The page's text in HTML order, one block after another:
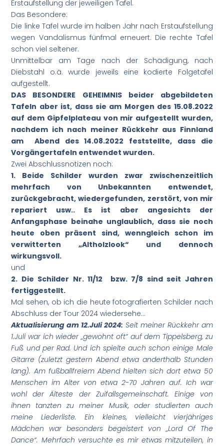
Erstaufstellung der jeweiligen Tafel.
Das Besondere:
Die linke Tafel wurde im halben Jahr nach Erstaufstellung
wegen Vandalismus fünfmal erneuert. Die rechte Tafel
schon viel seltener.
Unmittelbar am Tage nach der Schädigung, nach
Diebstahl o.ä. wurde jeweils eine kodierte Folgetafel
aufgestellt.
DAS BESONDERE GEHEIMNIS beider abgebildeten
Tafeln aber ist, dass sie am Morgen des 15.08.2022
auf dem Gipfelplateau von mir aufgestellt wurden,
nachdem ich nach meiner Rückkehr aus Finnland
am Abend des 14.08.2022 feststellte, dass die
Vorgängertafeln entwendet wurden.
Zwei Abschlussnotizen noch:
1. Beide Schilder wurden zwar zwischenzeitlich
mehrfach von Unbekannten entwendet,
zurückgebracht, wiedergefunden, zerstört, von mir
repariert usw.. Es ist aber angesichts der
Anfangsphase beinahe unglaublich, dass sie noch
heute oben präsent sind, wenngleich schon im
verwitterten „Altholzlook“ und dennoch
wirkungsvoll.
und
2. Die Schilder Nr. 11/12 bzw. 7/8 sind seit Jahren
fertiggestellt.
Mal sehen, ob ich die heute fotografierten Schilder nach
Abschluss der Tour 2024 wiedersehe…
Aktualisierung am 12.Juli 2024: Seit meiner Rückkehr am
1.Juli war ich wieder „gewohnt oft“ auf dem Tippelsberg, zu
Fuß und per Rad. Und ich spielte auch schon einige Male
Gitarre (zuletzt gestern Abend etwa anderthalb Stunden
lang). Am fußballfreiem Abend hielten sich dort etwa 50
Menschen im Alter von etwa 2-70 Jahren auf. Ich war
wohl der Älteste der Zuifallsgemeinschaft. Einige von
ihnen tanzten zu meiner Musik, oder studierten auch
meine Liederliste. Ein kleines, vielleicht vierjähriges
Mädchen war besonders begeistert von „Lord Of The
Dance“. Mehrfach versuchte es mir etwas mitzuteilen, in